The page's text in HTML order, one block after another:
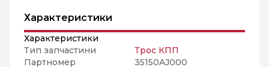
Характеристики
Характеристики
Тип запчастини
Трос КПП
Партномер
35150AJ000